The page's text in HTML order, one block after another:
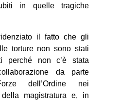
in quelle tragiche
il fatto che gli
torture non sono stati
perché non c’è stata
da parte
dell’Ordine nei
della magistratura e, in